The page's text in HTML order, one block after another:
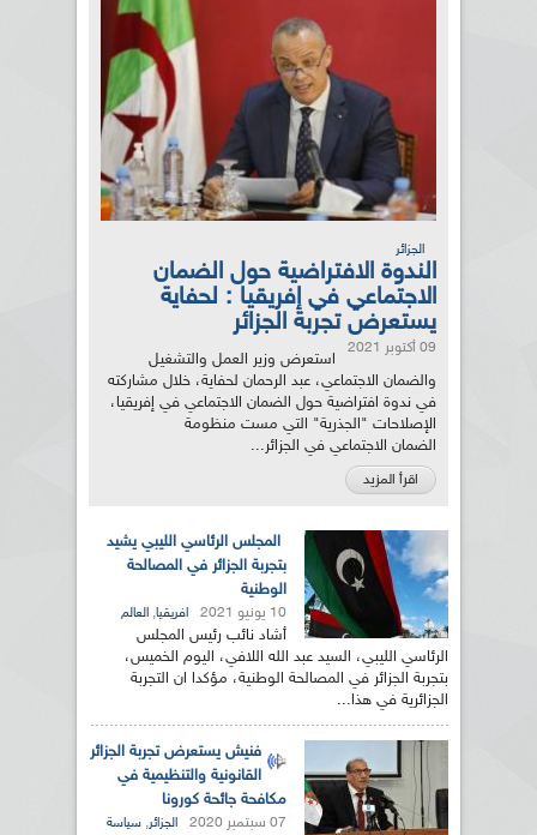
الجزائر
الندوة الافتراضية حول الضمان
الاجتماعي في إفريقيا : لحفاية
يستعرض تجربة الجزائر
09 أكتوبر 2021
استعرض وزير العمل والتشغيل
والضمان الاجتماعي، عبد الرحمان لحفاية، خلال مشاركته
في ندوة افتراضية حول الضمان الاجتماعي في إفريقيا،
الإصلاحات "الجذرية" التي مست منظومة
الضمان الاجتماعي في الجزائر...
اقرأ المزيد
المجلس الرئاسي الليبي يشيد
بتجربة الجزائر في المصالحة
الوطنية
10 يونيو 2021 افريقيا, العالم
أشاد نائب رئيس المجلس
الرئاسي الليبي، السيد عبد الله اللافي، اليوم الخميس،
بتجربة الجزائر في المصالحة الوطنية، مؤكدا ان التجربة
الجزائرية في هذا...
فنيش يستعرض تجربة الجزائر
القانونية والتنظيمية في
مكافحة جائحة كورونا
07 سبتمبر 2020 الجزائر, سياسة